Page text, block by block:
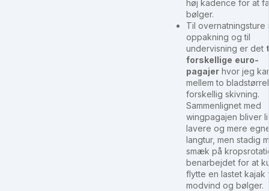
høj kadence for at
bølger.
Til overnatningsture
oppakning og til
undervisning er det
forskellige euro-
pagajerhvor jeg
mellem to
forskellig skivning.
Sammenlignet med
wingpagajen bliver
lavere og mere
langtur, men stadig
smæk på
benarbejdet for at
flytte en lastet kajak
modvind og bølger.